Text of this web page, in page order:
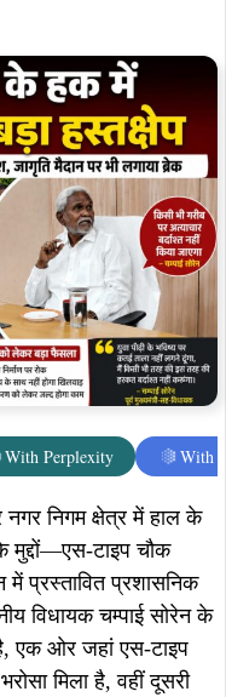
With Perplexity With
नगर निगम क्षेत्र में हाल के
मुद्दों—एस-टाइप चौक
प्रस्तावित प्रशासनिक
विधायक चम्पाई सोरेन के
एक ओर जहां एस-टाइप
मिला है, वहीं दूसरी